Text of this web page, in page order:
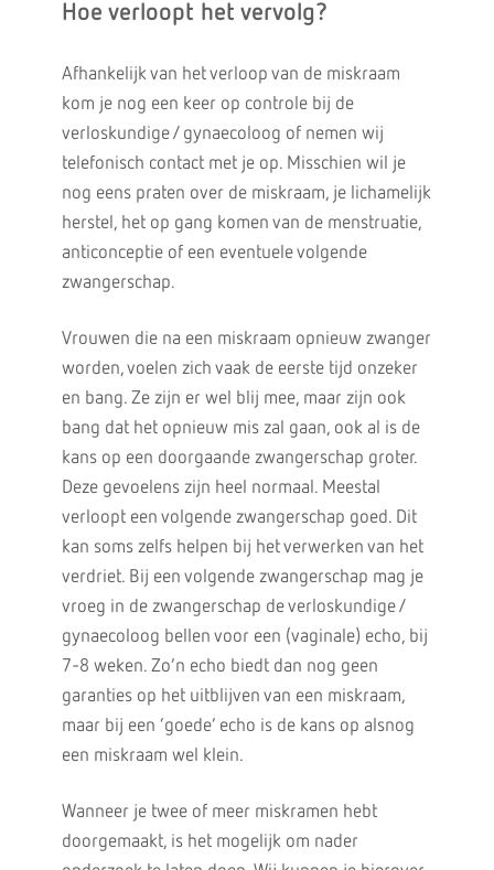
Hoe verloopt het vervolg?
Afhankelijk van het verloop van de miskraam
kom je nog een keer op controle bij de
verloskundige / gynaecoloog of nemen wij
telefonisch contact met je op. Misschien wil je
nog eens praten over de miskraam, je lichamelijk
herstel, het op gang komen van de menstruatie,
anticonceptie of een eventuele volgende
zwangerschap.
Vrouwen die na een miskraam opnieuw zwanger
worden, voelen zich vaak de eerste tijd onzeker
en bang. Ze zijn er wel blij mee, maar zijn ook
bang dat het opnieuw mis zal gaan, ook al is de
kans op een doorgaande zwangerschap groter.
Deze gevoelens zijn heel normaal. Meestal
verloopt een volgende zwangerschap goed. Dit
kan soms zelfs helpen bij het verwerken van het
verdriet. Bij een volgende zwangerschap mag je
vroeg in de zwangerschap de verloskundige /
gynaecoloog bellen voor een (vaginale) echo, bij
7-8 weken. Zo’n echo biedt dan nog geen
garanties op het uitblijven van een miskraam,
maar bij een ‘goede’ echo is de kans op alsnog
een miskraam wel klein.
Wanneer je twee of meer miskramen hebt
doorgemaakt, is het mogelijk om nader